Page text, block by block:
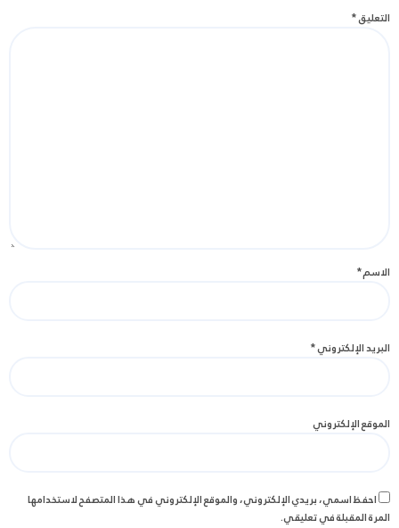
التعليق*
الاسم*
البريد الإلكتروني*
الموقع الإلكتروني
احفظ اسمي، بريدي الإلكتروني، والموقع الإلكتروني في هذا المتصفح لاستخدامها
المرة المقبلة في تعليقي.